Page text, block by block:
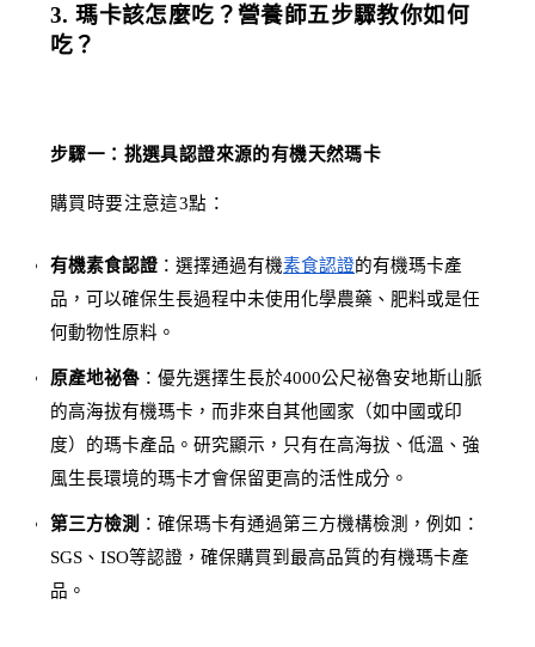
3. 瑪卡該怎麼吃？營養師五步驟教你如何
吃？
步驟一：挑選具認證來源的有機天然瑪卡
購買時要注意這3點：
有機素食認證 ：選擇通過有機素食認證的有機瑪卡產
品，可以確保生長過程中未使用化學農藥、肥料或是任
何動物性原料。
原產地祕魯 ：優先選擇生長於4000公尺祕魯安地斯山脈
的高海拔有機瑪卡，而非來自其他國家（如中國或印
度）的瑪卡產品。研究顯示，只有在高海拔、低溫、強
風生長環境的瑪卡才會保留更高的活性成分。
第三方檢測 ：確保瑪卡有通過第三方機構檢測，例如：
SGS、ISO等認證，確保購買到最高品質的有機瑪卡產
品。